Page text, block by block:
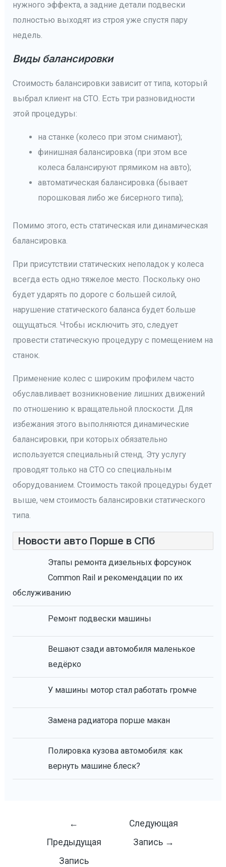
нужного эффекта, а задние детали подвески
полностью выходят из строя уже спустя пару
недель.
Виды балансировки
Стоимость балансировки зависит от типа, который
выбрал клиент на СТО. Есть три разновидности
этой процедуры:
на станке (колесо при этом снимают);
финишная балансировка (при этом все
колеса балансируют прямиком на авто);
автоматическая балансировка (бывает
порошковая либо же бисерного типа);
Помимо этого, есть статическая или динамическая
балансировка.
При присутствии статических неполадок у колеса
всегда есть одно тяжелое место. Поскольку оно
будет ударять по дороге с большей силой,
нарушение статического баланса будет больше
ощущаться. Чтобы исключить это, следует
провести статическую процедуру с помещением на
станок.
Применение колес с широким профилем часто
обуславливает возникновение лишних движений
по отношению к вращательной плоскости. Для
избежания этого выполняются динамические
балансировки, при которых обязательно
используется специальный стенд. Эту услугу
проводят только на СТО со специальным
оборудованием. Стоимость такой процедуры будет
выше, чем стоимость балансировки статического
типа.
Новости авто Порше в СПб
Этапы ремонта дизельных форсунок
Common Rail и рекомендации по их
обслуживанию
Ремонт подвески машины
Вешают сзади автомобиля маленькое
ведёрко
У машины мотор стал работать громче
Замена радиатора порше макан
Полировка кузова автомобиля: как
вернуть машине блеск?
записям
←
Предыдущая
Запись
Следующая
Запись →